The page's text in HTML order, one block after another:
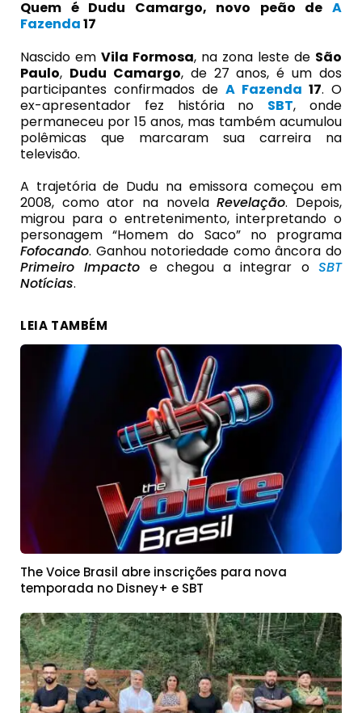
Quem é Dudu Camargo, novo peão deA
Fazenda17
Nascido em Vila Formosa, na zona leste de São
Paulo, Dudu Camargo, de 27 anos, é um dos
participantes confirmados de A Fazenda 17. O
ex-apresentador fez história no SBT, onde
permaneceu por 15 anos, mas também acumulou
polêmicas que marcaram sua carreira na
televisão.
A trajetória de Dudu na emissora começou em
2008, como ator na novelaRevelação. Depois,
migrou para o entretenimento, interpretando o
personagem “Homem do Saco” no programa
Fofocando. Ganhou notoriedade como âncora do
Primeiro Impacto e chegou a integrar oSBT
Notícias.
LEIA TAMBÉM
The Voice Brasil abre inscrições para nova
temporada no Disney+ e SBT